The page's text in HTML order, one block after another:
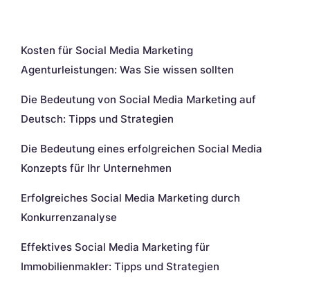
Kosten für Social Media Marketing
Agenturleistungen: Was Sie wissen sollten
Die Bedeutung von Social Media Marketing auf
Deutsch: Tipps und Strategien
Die Bedeutung eines erfolgreichen Social Media
Konzepts für Ihr Unternehmen
Erfolgreiches Social Media Marketing durch
Konkurrenzanalyse
Effektives Social Media Marketing für
Immobilienmakler: Tipps und Strategien